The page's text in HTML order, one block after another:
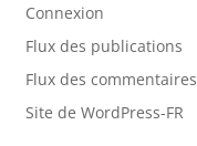
Connexion
Flux des publications
Flux des commentaires
Site de WordPress-FR